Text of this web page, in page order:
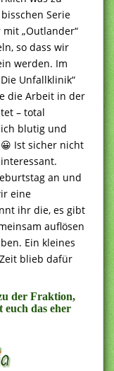
Serie
„Outlander“
so dass wir
werden. Im
Unfallklinik“
die Arbeit in der
– total
blutig und
Ist sicher nicht
an und
eine
ihr die, es gibt
auflösen
Ein kleines
blieb dafür
der Fraktion,
euch das eher